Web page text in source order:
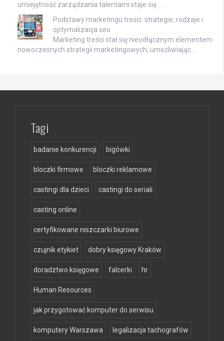
umiejętność zarządzania talentami staje się …
Podstawy marketingu treści: strategie, rodzaje i
optymalizacja seo
Marketing treści stał się nieodłącznym elementem
nowoczesnych strategii marketingowych, umożliwiając …
Tagi
badanie konkurencji bigówki
bloczki firmowe bloczki reklamowe
castingi dla dzieci castingi do seriali
casting online
certyfikowane niszczarki biurowe
czujnik etykiet dobry księgowy Kraków
doradztwo księgowe falcerki hr
Human Resources
jak przygotować komputer do serwisu
komputery Warszawa legalizacja tachografów